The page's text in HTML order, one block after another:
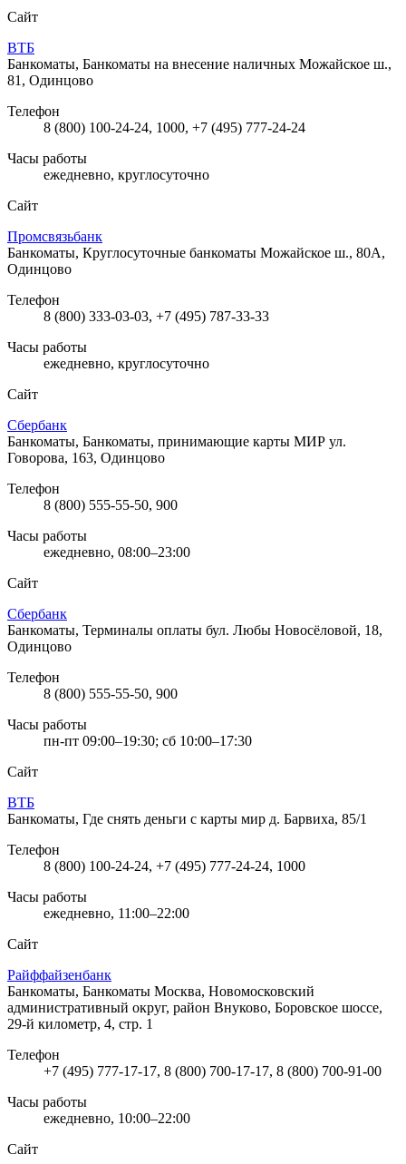
Сайт
ВТБ
Банкоматы, Банкоматы на внесение наличных Можайское ш.,
81, Одинцово
Телефон
8 (800) 100-24-24, 1000, +7 (495) 777-24-24
Часы работы
ежедневно, круглосуточно
Сайт
Промсвязьбанк
Банкоматы, Круглосуточные банкоматы Можайское ш., 80А,
Одинцово
Телефон
8 (800) 333-03-03, +7 (495) 787-33-33
Часы работы
ежедневно, круглосуточно
Сайт
Сбербанк
Банкоматы, Банкоматы, принимающие карты МИР ул.
Говорова, 163, Одинцово
Телефон
8 (800) 555-55-50, 900
Часы работы
ежедневно, 08:00–23:00
Сайт
Сбербанк
Банкоматы, Терминалы оплаты бул. Любы Новосёловой, 18,
Одинцово
Телефон
8 (800) 555-55-50, 900
Часы работы
пн-пт 09:00–19:30; сб 10:00–17:30
Сайт
ВТБ
Банкоматы, Где снять деньги с карты мир д. Барвиха, 85/1
Телефон
8 (800) 100-24-24, +7 (495) 777-24-24, 1000
Часы работы
ежедневно, 11:00–22:00
Сайт
Райффайзенбанк
Банкоматы, Банкоматы Москва, Новомосковский
административный округ, район Внуково, Боровское шоссе,
29-й километр, 4, стр. 1
Телефон
+7 (495) 777-17-17, 8 (800) 700-17-17, 8 (800) 700-91-00
Часы работы
ежедневно, 10:00–22:00
Сайт